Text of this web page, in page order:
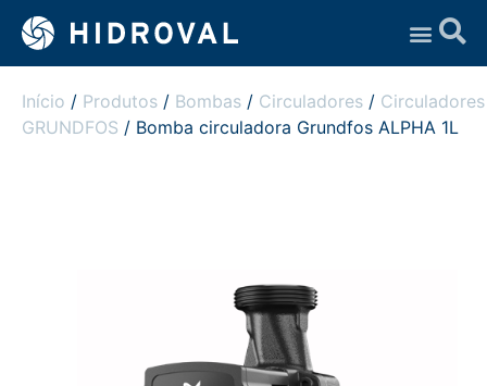
Início / Produtos / Bombas / Circuladores / Circuladores
GRUNDFOS / Bomba circuladora Grundfos ALPHA 1L